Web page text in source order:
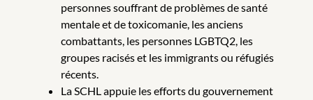
personnes souffrant de problèmes de santé
mentale et de toxicomanie, les anciens
combattants, les personnes LGBTQ2, les
groupes racisés et les immigrants ou réfugiés
récents.
La SCHL appuie les efforts du gouvernement